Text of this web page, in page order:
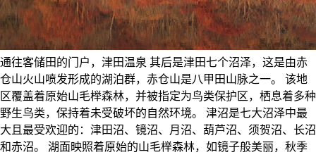
通往客储田的门户，津田温泉 其后是津田七个沼泽，这是由赤
仓山火山喷发形成的湖泊群，赤仓山是八甲田山脉之一。 该地
区覆盖着原始山毛榉森林，并被指定为鸟类保护区，栖息着多种
野生鸟类，保持着未受破坏的自然环境。 津沼是七大沼泽中最
大且最受欢迎的：津田沼、镜沼、月沼、葫芦沼、须贺沼、长沼
和赤沼。 湖面映照着原始的山毛榉森林，如镜子般美丽，秋季